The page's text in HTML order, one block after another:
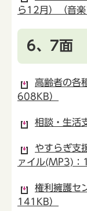
ら12月）（音
6、7面
高齢者の各
608KB）
相談・生活
やすらぎ支
ァイル(MP3)：
権利擁護セ
141KB）